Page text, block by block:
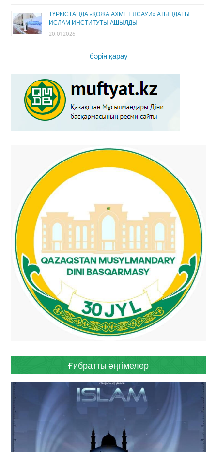
ТҮРКІСТАНДА «ҚОЖА АХМЕТ ЯСАУИ» АТЫНДАҒЫ
ИСЛАМ ИНСТИТУТЫ АШЫЛДЫ
20.01.2026
бәрін қарау
Ғибратты әңгімелер